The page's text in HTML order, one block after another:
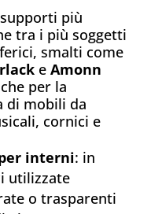
più
tra i più soggetti
smalti come
e Amonn
per la
di mobili da
cornici e
interni: in
utilizzate
o trasparenti